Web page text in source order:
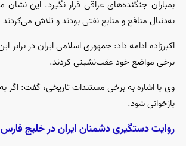
بمباران جنگنده‌های عراقی قرار نگیرد. این
به‌دنبال منافع و منابع نفتی بودند و تلاش
اکبرزاده ادامه داد: جمهوری اسلامی ایران در
برخی مواضع خود عقب‌نشینی کردند.
بازخوانی شود.
روایت دستگیری دشمنان ایران در خلیج فارس